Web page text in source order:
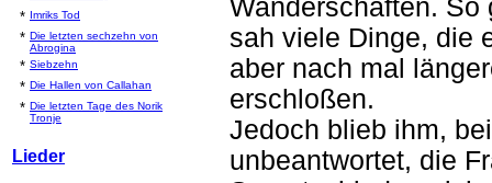
* Imriks Tod
* Die letzten sechzehn von
Abrogina
* Siebzehn
* Die Hallen von Callahan
* Die letzten Tage des Norik
Tronje
Lieder
Wanderschaften. So
sah viele Dinge, die
aber nach mal
erschloßen.
Jedoch blieb ihm,
unbeantwortet, die